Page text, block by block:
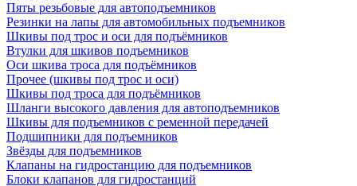
Пяты резьбовые для автоподъемников
Резинки на лапы для автомобильных подъемников
Шкивы под трос и оси для подъёмников
Втулки для шкивов подъемников
Оси шкива троса для подъёмников
Прочее (шкивы под трос и оси)
Шкивы под троса для подъёмников
Шланги высокого давления для автоподъемников
Шкивы для подъемников с ременной передачей
Подшипники для подъемников
Звёзды для подъемников
Клапаны на гидростанцию для подъемников
Блоки клапанов для гидростанций